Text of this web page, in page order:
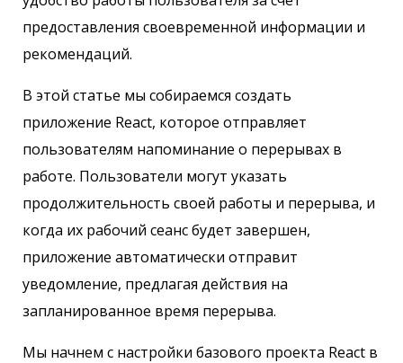
предоставления своевременной информации и
рекомендаций.
В этой статье мы собираемся создать
приложение React, которое отправляет
пользователям напоминание о перерывах в
работе. Пользователи могут указать
продолжительность своей работы и перерыва, и
когда их рабочий сеанс будет завершен,
приложение автоматически отправит
уведомление, предлагая действия на
запланированное время перерыва.
Мы начнем с настройки базового проекта React в